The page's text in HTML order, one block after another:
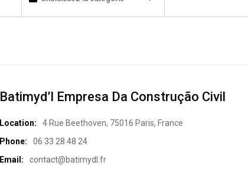
Batimyd’l Empresa Da Construção Civil
Location:
4 Rue Beethoven, 75016 Paris, France
Phone:
06 33 28 48 24
Email:
contact@batimydl.fr